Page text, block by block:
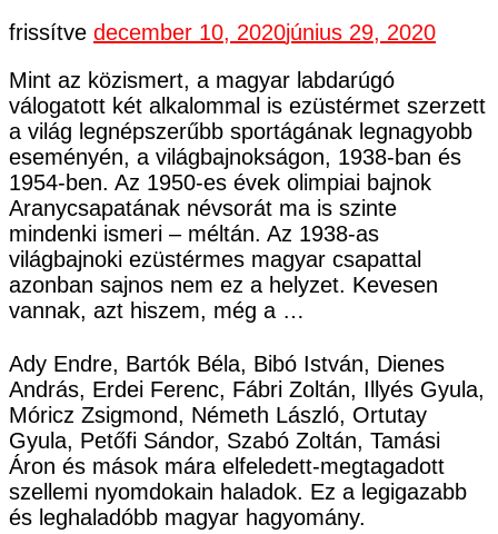
frissítve december 10, 2020június 29, 2020
Mint az közismert, a magyar labdarúgó
válogatott két alkalommal is ezüstérmet szerzett
a világ legnépszerűbb sportágának legnagyobb
eseményén, a világbajnokságon, 1938-ban és
1954-ben. Az 1950-es évek olimpiai bajnok
Aranycsapatának névsorát ma is szinte
mindenki ismeri – méltán. Az 1938-as
világbajnoki ezüstérmes magyar csapattal
azonban sajnos nem ez a helyzet. Kevesen
vannak, azt hiszem, még a …
Ady Endre, Bartók Béla, Bibó István, Dienes
András, Erdei Ferenc, Fábri Zoltán, Illyés Gyula,
Móricz Zsigmond, Németh László, Ortutay
Gyula, Petőfi Sándor, Szabó Zoltán, Tamási
Áron és mások mára elfeledett-megtagadott
szellemi nyomdokain haladok. Ez a legigazabb
és leghaladóbb magyar hagyomány.